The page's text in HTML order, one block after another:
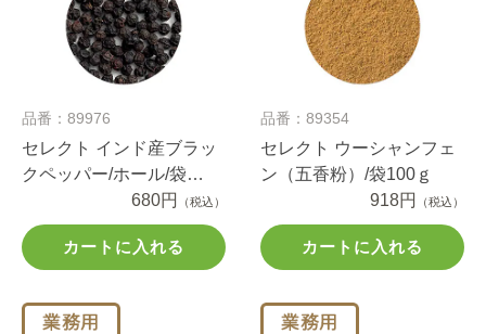
品番：89976
セレクト インド産ブラッ
クペッパー/ホール/袋
680円 （税込）
カートに入れる
品番：89354
セレクト ウーシャンフェ
ン（五香粉）/袋100ｇ
918円
（税込）
カートに入れる